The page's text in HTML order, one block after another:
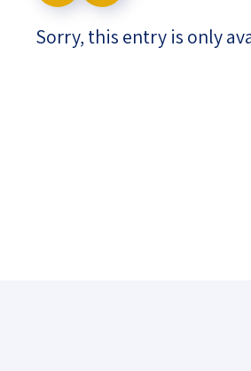
Israel-China Relations
Sorry, this entry is only